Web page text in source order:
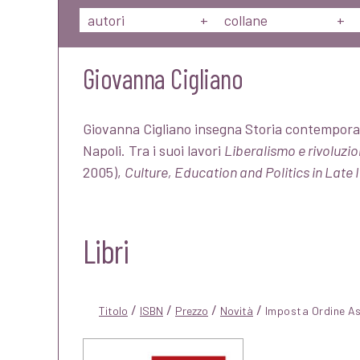
autori + collane +
Giovanna Cigliano
Giovanna Cigliano insegna Storia
Napoli. Tra i suoi lavori Liberalismo e
2005), Culture, Education and Politics in Late
Libri
Titolo / ISBN / Prezzo / Novità /